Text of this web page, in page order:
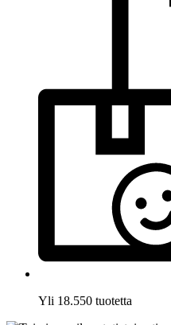
Yli 18.550 tuotetta